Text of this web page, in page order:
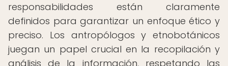
responsabilidades están claramente
definidos para garantizar un enfoque ético y
preciso. Los antropólogos y etnobotánicos
juegan un papel crucial en la recopilación y
análisis de la información, respetando las